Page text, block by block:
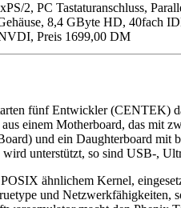
2, PC Tastaturanschluss,
8,4 GByte HD, 40fach
Preis 1699,00 DM
fünf Entwickler (CENTEK)
aus einem Motherboard, das mit
und ein Daughterboard mit
unterstützt, so sind USB-,
ähnlichem Kernel,
und Netzwerkfähigkeiten,